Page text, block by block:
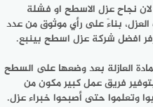
لان نجاح عزل الاسطح او فشلة
بناءً على رأي موثوق من عدد
افضل شركة عزل اسطح بينبع.
العازلة بعد وضعها على السطح
فريق عمل كبير مكون من
وتعلموا حتى أصبحوا خبراء عزل.